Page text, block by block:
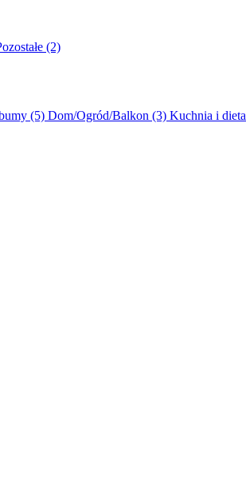
(2)
(5) Dom/Ogród/Balkon (3) Kuchnia i dieta